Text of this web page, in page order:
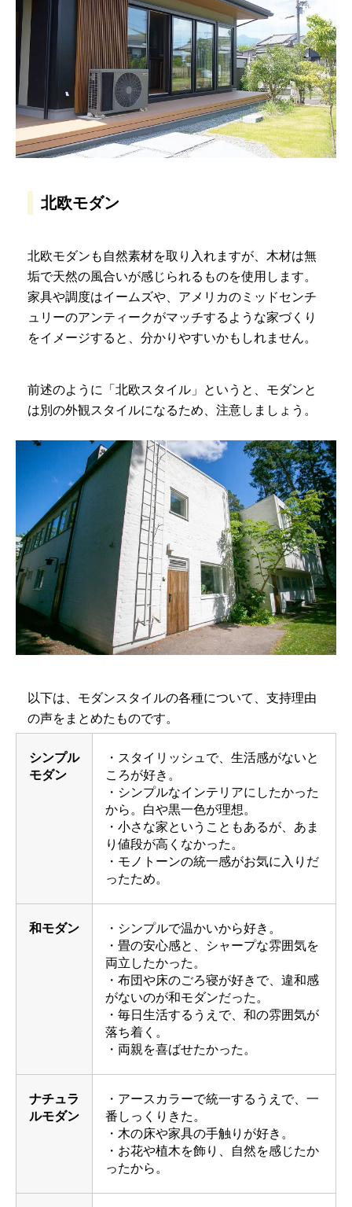
北欧モダン
北欧モダンも自然素材を取り入れますが、木材は無
垢で天然の風合いが感じられるものを使用します。
家具や調度はイームズや、アメリカのミッドセンチ
ュリーのアンティークがマッチするような家づくり
をイメージすると、分かりやすいかもしれません。
前述のように「北欧スタイル」というと、モダンと
は別の外観スタイルになるため、注意しましょう。
以下は、モダンスタイルの各種について、支持理由
の声をまとめたものです。
シンプル
モダン
・スタイリッシュで、生活感がないと
ころが好き。
・シンプルなインテリアにしたかった
から。白や黒一色が理想。
・小さな家ということもあるが、あま
り値段が高くなかった。
・モノトーンの統一感がお気に入りだ
ったため。
和モダン
・シンプルで温かいから好き。
・畳の安心感と、シャープな雰囲気を
両立したかった。
・布団や床のごろ寝が好きで、違和感
がないのが和モダンだった。
・毎日生活するうえで、和の雰囲気が
落ち着く。
・両親を喜ばせたかった。
ナチュラ
ルモダン
・アースカラーで統一するうえで、一
番しっくりきた。
・木の床や家具の手触りが好き。
・お花や植木を飾り、自然を感じたか
ったから。